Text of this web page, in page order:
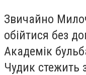
Звичайно
обійтися без
Академік
Чудик стежить